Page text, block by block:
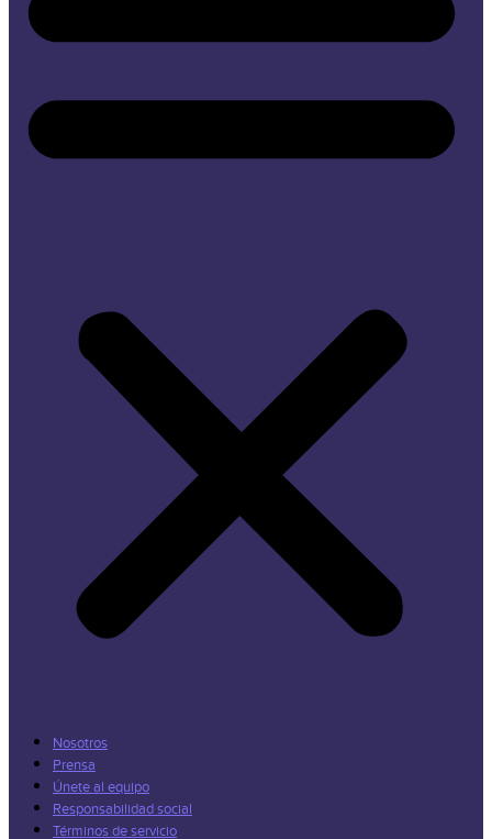
Nosotros
Prensa
Únete al equipo
Responsabilidad social
Términos de servicio